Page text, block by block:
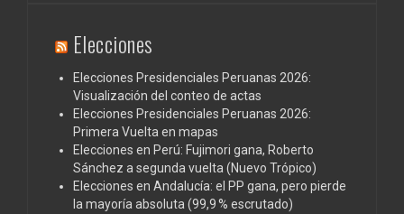
Elecciones
Elecciones Presidenciales Peruanas 2026:
Visualización del conteo de actas
Elecciones Presidenciales Peruanas 2026:
Primera Vuelta en mapas
Elecciones en Perú: Fujimori gana, Roberto
Sánchez a segunda vuelta (Nuevo Trópico)
Elecciones en Andalucía: el PP gana, pero pierde
la mayoría absoluta (99,9 % escrutado)